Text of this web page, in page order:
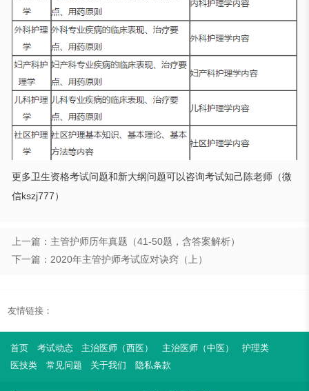
更多卫生资格考试问题和新大纲问题可以咨询考试知己陈老师（微
信kszj777）
上一篇：主管护师历年真题（41-50题，含答案解析）
下一篇：2020年主管护师考试应对诀窍（上）
友情链接：
首页 考试动态 主治医师（西医） 主治医师（中医）
护理类
医技类
常见问题 关于我们 隐私条款